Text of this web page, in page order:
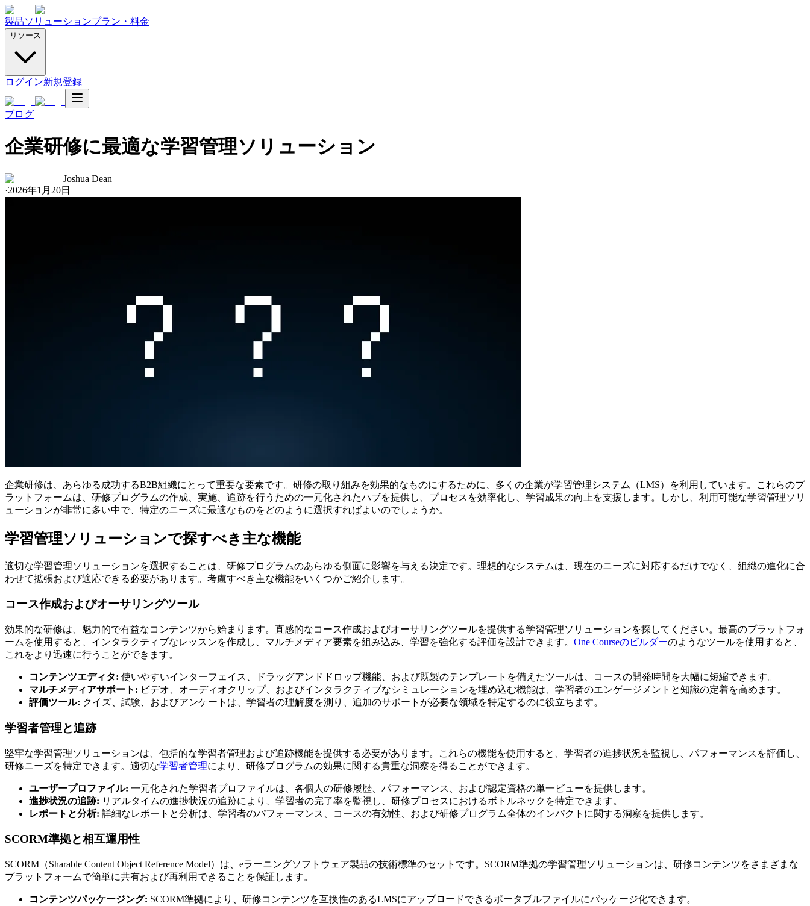
製品ソリューションプラン・料金
リソース
ログイン新規登録
ブログ
企業研修に最適な学習管理ソリューション
Joshua Dean
·2026年1月20日
企業研修は、あらゆる成功するB2B組織にとって重要な要素です。研修の取り組みを効果的なものにするために、多くの企業が学習管理システム（LMS）を利用しています。これらのプ
ラットフォームは、研修プログラムの作成、実施、追跡を行うための一元化されたハブを提供し、プロセスを効率化し、学習成果の向上を支援します。しかし、利用可能な学習管理ソリ
ューションが非常に多い中で、特定のニーズに最適なものをどのように選択すればよいのでしょうか。
学習管理ソリューションで探すべき主な機能
適切な学習管理ソリューションを選択することは、研修プログラムのあらゆる側面に影響を与える決定です。理想的なシステムは、現在のニーズに対応するだけでなく、組織の進化に合
わせて拡張および適応できる必要があります。考慮すべき主な機能をいくつかご紹介します。
コース作成およびオーサリングツール
効果的な研修は、魅力的で有益なコンテンツから始まります。直感的なコース作成およびオーサリングツールを提供する学習管理ソリューションを探してください。最高のプラットフォ
ームを使用すると、インタラクティブなレッスンを作成し、マルチメディア要素を組み込み、学習を強化する評価を設計できます。 One Courseのビルダーのようなツールを使用すると、
これをより迅速に行うことができます。
コンテンツエディタ: 使いやすいインターフェイス、ドラッグアンドドロップ機能、および既製のテンプレートを備えたツールは、コースの開発時間を大幅に短縮できます。
マルチメディアサポート: ビデオ、オーディオクリップ、およびインタラクティブなシミュレーションを埋め込む機能は、学習者のエンゲージメントと知識の定着を高めます。
評価ツール: クイズ、試験、およびアンケートは、学習者の理解度を測り、追加のサポートが必要な領域を特定するのに役立ちます。
学習者管理と追跡
堅牢な学習管理ソリューションは、包括的な学習者管理および追跡機能を提供する必要があります。これらの機能を使用すると、学習者の進捗状況を監視し、パフォーマンスを評価し、
研修ニーズを特定できます。適切な学習者管理により、研修プログラムの効果に関する貴重な洞察を得ることができます。
ユーザープロファイル: 一元化された学習者プロファイルは、各個人の研修履歴、パフォーマンス、および認定資格の単一ビューを提供します。
進捗状況の追跡: リアルタイムの進捗状況の追跡により、学習者の完了率を監視し、研修プロセスにおけるボトルネックを特定できます。
レポートと分析: 詳細なレポートと分析は、学習者のパフォーマンス、コースの有効性、および研修プログラム全体のインパクトに関する洞察を提供します。
SCORM準拠と相互運用性
SCORM（Sharable Content Object Reference Model）は、eラーニングソフトウェア製品の技術標準のセットです。SCORM準拠の学習管理ソリューションは、研修コンテンツをさまざまな
プラットフォームで簡単に共有および再利用できることを保証します。
コンテンツパッケージング: SCORM準拠により、研修コンテンツを互換性のあるLMSにアップロードできるポータブルファイルにパッケージ化できます。